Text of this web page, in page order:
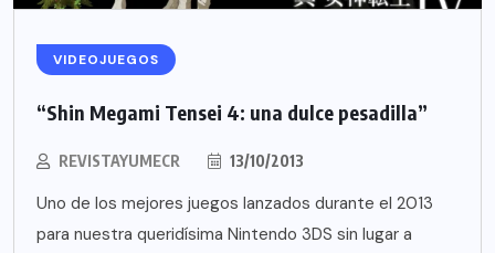
VIDEOJUEGOS
“Shin Megami Tensei 4: una dulce pesadilla”
REVISTAYUMECR 13/10/2013
Uno de los mejores juegos lanzados durante el 2013
para nuestra queridísima Nintendo 3DS sin lugar a